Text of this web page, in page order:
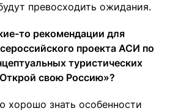
превосходить ожидания.
то рекомендации для
проекта АСИ по
туристических
свою Россию»?
хорошо знать особенности